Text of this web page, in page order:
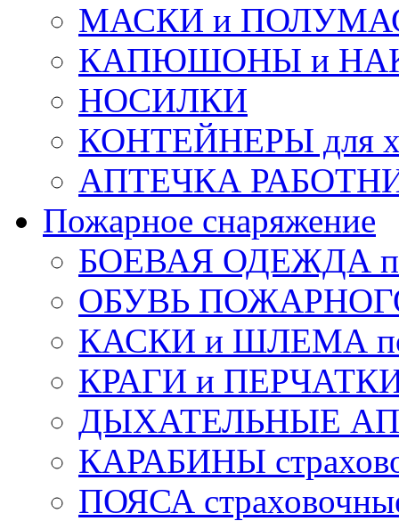
МАСКИ и
КАПЮШОНЫ и
НОСИЛКИ
КОНТЕЙНЕРЫ для
АПТЕЧКА
Пожарное снаряжение
БОЕВАЯ ОДЕЖДА
ОБУВЬ
КАСКИ и ШЛЕМА
КРАГИ и ПЕРЧАТКИ
ДЫХАТЕЛЬНЫЕ
КАРАБИНЫ
ПОЯСА